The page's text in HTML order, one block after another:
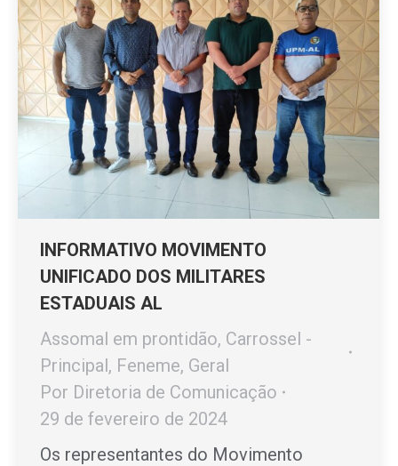
INFORMATIVO MOVIMENTO
UNIFICADO DOS MILITARES
ESTADUAIS AL
Assomal em prontidão, Carrossel -
Principal, Feneme, Geral
Por Diretoria de Comunicação
29 de fevereiro de 2024
Os representantes do Movimento